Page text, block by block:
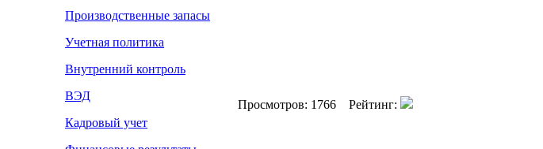
Производственные запасы
Учетная политика
Внутренний контроль
ВЭД
Кадровый учет
Просмотров: 1766 Рейтинг: